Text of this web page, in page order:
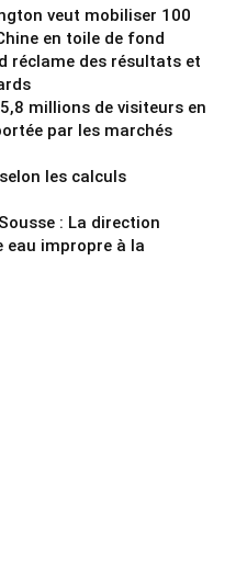
veut mobiliser 100
en toile de fond
réclame des résultats et
millions de visiteurs en
par les marchés
les calculs
: La direction
eau impropre à la